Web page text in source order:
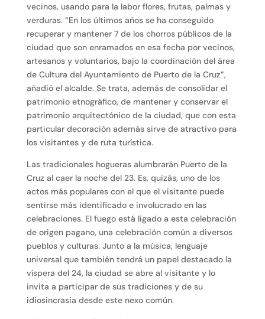
vecinos, usando para la labor flores, frutas, palmas y
verduras. “En los últimos años se ha conseguido
recuperar y mantener 7 de los chorros públicos de la
ciudad que son enramados en esa fecha por vecinos,
artesanos y voluntarios, bajo la coordinación del área
de Cultura del Ayuntamiento de Puerto de la Cruz”,
añadió el alcalde. Se trata, además de consolidar el
patrimonio etnográfico, de mantener y conservar el
patrimonio arquitectónico de la ciudad, que con esta
particular decoración además sirve de atractivo para
los visitantes y de ruta turística.
Las tradicionales hogueras alumbrarán Puerto de la
Cruz al caer la noche del 23. Es, quizás, uno de los
actos más populares con el que el visitante puede
sentirse más identificado e involucrado en las
celebraciones. El fuego está ligado a esta celebración
de origen pagano, una celebración común a diversos
pueblos y culturas. Junto a la música, lenguaje
universal que también tendrá un papel destacado la
víspera del 24, la ciudad se abre al visitante y lo
invita a participar de sus tradiciones y de su
idiosincrasia desde este nexo común.